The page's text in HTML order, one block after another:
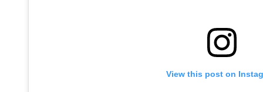
View this post on